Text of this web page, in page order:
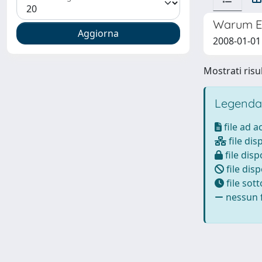
Warum
2008-01-
Mostrati
file ad
file
file
file
file
nessun